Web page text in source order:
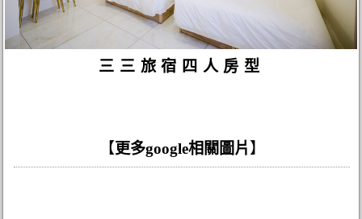
三三旅宿四人房型
【 更多google相關圖片 】